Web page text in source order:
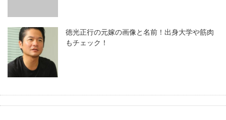
徳光正行の元嫁の画像と名前！出身大学や筋肉
もチェック！